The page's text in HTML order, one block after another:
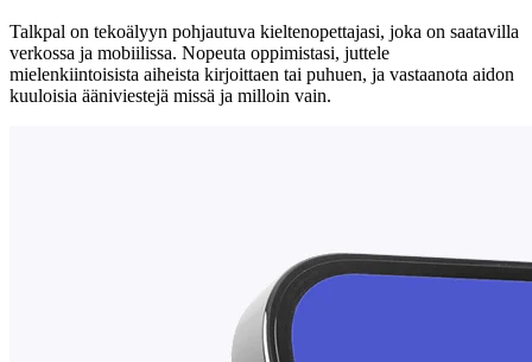
Talkpal on tekoälyyn pohjautuva kieltenopettajasi, joka on saatavilla
verkossa ja mobiilissa. Nopeuta oppimistasi, juttele
mielenkiintoisista aiheista kirjoittaen tai puhuen, ja vastaanota aidon
kuuloisia ääniviestejä missä ja milloin vain.